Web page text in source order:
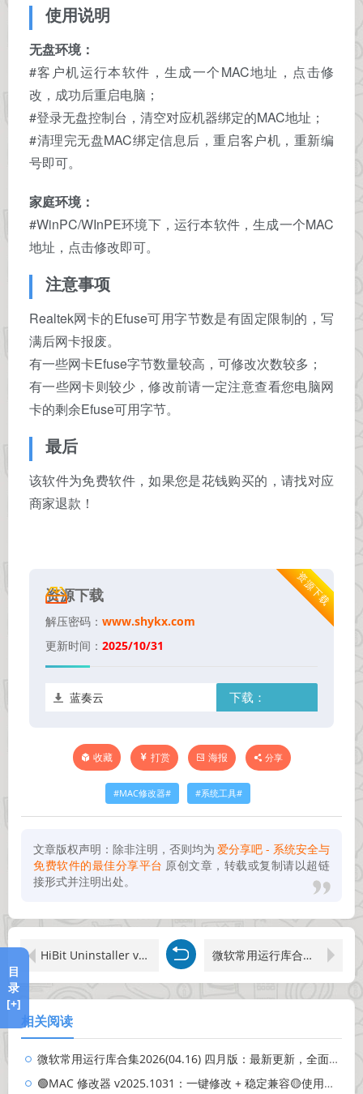
使用说明
无盘环境：
#客户机运行本软件，生成一个MAC地址，点击修
改，成功后重启电脑；
#登录无盘控制台，清空对应机器绑定的MAC地址；
#清理完无盘MAC绑定信息后，重启客户机，重新编
号即可。
家庭环境：
#WinPC/WInPE环境下，运行本软件，生成一个MAC
地址，点击修改即可。
注意事项
Realtek网卡的Efuse可用字节数是有固定限制的，写
满后网卡报废。
有一些网卡Efuse字节数量较高，可修改次数较多；
有一些网卡则较少，修改前请一定注意查看您电脑网
卡的剩余Efuse可用字节。
最后
该软件为免费软件，如果您是花钱购买的，请找对应
商家退款！
资源下载
资源下载
解压密码： www.shykx.com
更新时间： 2025/10/31
下载：
蓝奏云
收藏 打赏 海报 分享
MAC修改器 系统工具
文章版权声明：除非注明，否则均为 爱分享吧 - 系统安全与
免费软件的最佳分享平台 原创文章，转载或复制请以超链
接形式并注明出处。
HiBit Uninstaller v3.2.30 单文件版发布 - 高效卸载工具 微软常用运行库合集2026(04.16) 四月版：最新更新，全面支持
相关阅读
微软常用运行库合集2026(04.16) 四月版：最新更新，全面支持
🟢MAC 修改器 v2025.1031：一键修改 + 稳定兼容🟡使用教程
目
录
[+]